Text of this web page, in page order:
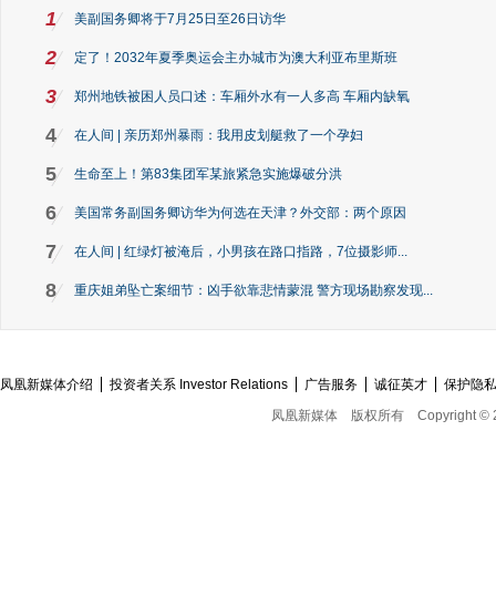
1 美副国务卿将于7月25日至26日访华
2 定了！2032年夏季奥运会主办城市为澳大利亚布里斯班
3 郑州地铁被困人员口述：车厢外水有一人多高 车厢内缺氧
4 在人间 | 亲历郑州暴雨：我用皮划艇救了一个孕妇
5 生命至上！第83集团军某旅紧急实施爆破分洪
6 美国常务副国务卿访华为何选在天津？外交部：两个原因
7 在人间 | 红绿灯被淹后，小男孩在路口指路，7位摄影师...
8 重庆姐弟坠亡案细节：凶手欲靠悲情蒙混 警方现场勘察发现...
凤凰新媒体介绍 投资者关系 Investor Relations 广告服务 诚征英才
保护隐
凤凰新媒体
版权所有 Copyright ©